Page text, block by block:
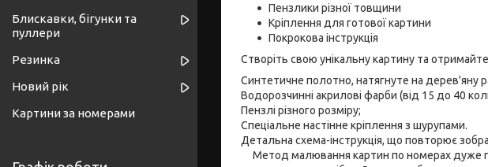
Пензлики різної товщини
Кріплення для готової картини
Покрокова інструкція
Створіть свою унікальну картину та
Синтетичне полотно, натягнуте на дерев'яну
Водорозчинні акрилові фарби (від 15 до 40
Пензлі різного розміру;
Спеціальне настінне кріплення з шурупами.
Детальна схема-інструкція, що повторює
Метод малювання картин по номерах дуже
Блискавки, бігунки та
пуллери
Резинка
Новий рік
Картини за номерами